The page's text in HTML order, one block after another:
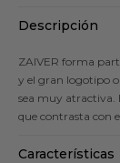
Descripción
ZAIVER forma
y el gran logotipo
sea muy atractiva.
que contrasta con
Características